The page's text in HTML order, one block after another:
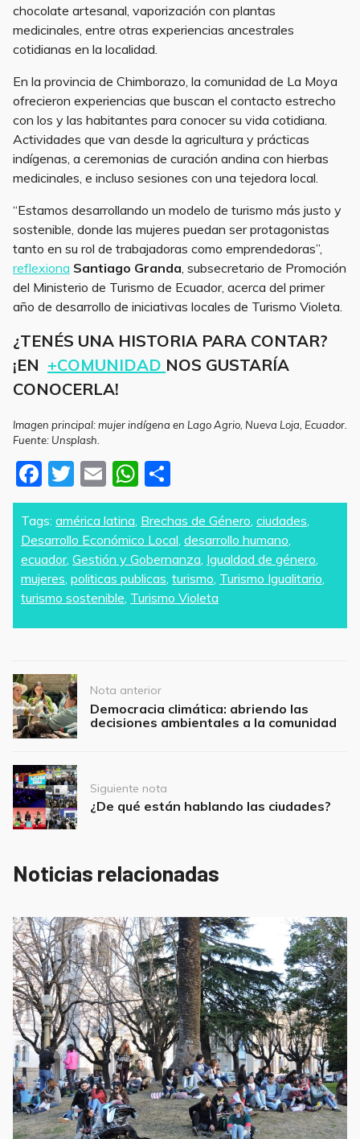
chocolate artesanal, vaporización con plantas
medicinales, entre otras experiencias ancestrales
cotidianas en la localidad.
En la provincia de Chimborazo, la comunidad de La Moya
ofrecieron experiencias que buscan el contacto estrecho
con los y las habitantes para conocer su vida cotidiana.
Actividades que van desde la agricultura y prácticas
indígenas, a ceremonias de curación andina con hierbas
medicinales, e incluso sesiones con una tejedora local.
“Estamos desarrollando un modelo de turismo más justo y
sostenible, donde las mujeres puedan ser protagonistas
tanto en su rol de trabajadoras como emprendedoras”,
reflexiona Santiago Granda , subsecretario de Promoción
del Ministerio de Turismo de Ecuador, acerca del primer
año de desarrollo de iniciativas locales de Turismo Violeta.
¿TENÉS UNA HISTORIA PARA CONTAR?
¡EN +COMUNIDAD NOS GUSTARÍA
CONOCERLA!
Imagen principal: mujer indígena en Lago Agrio, Nueva Loja, Ecuador.
Fuente: Unsplash.
F
a
c
e
b
o
o
k
T
w
itt
er
E
m
ai
l
W
h
at
s
A
p
p
h
ar
e
Tags: américa latina Brechas de Género ciudades
Desarrollo Económico Local desarrollo humano
ecuador, Gestión y Gobernanza Igualdad de género
mujeres politicas publicas turismo Turismo Igualitario
turismo sostenible Turismo Violeta
Post
navigation
Nota anterior
Democracia climática: abriendo las
decisiones ambientales a la comunidad
Siguiente nota
¿De qué están hablando las ciudades?
Noticias relacionadas